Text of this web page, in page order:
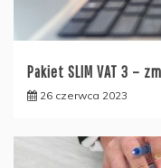
Pakiet SLIM VAT 3 –
26 czerwca 2023